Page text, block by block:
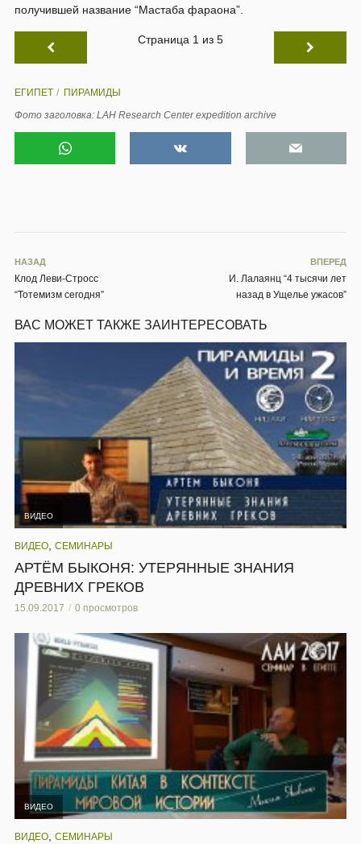
получившей название “Мастаба фараона”.
Страница 1 из 5
ЕГИПЕТ
ПИРАМИДЫ
Фото заголовка: LAH Research Center expedition archive
НАЗАД
Клод Леви-Стросс
“Тотемизм сегодня”
ВПЕРЕД
И. Лалаянц “4 тысячи лет
назад в Ущелье ужасов”
ВАС МОЖЕТ ТАКЖЕ ЗАИНТЕРЕСОВАТЬ
ВИДЕО
ВИДЕО СЕМИНАРЫ
АРТЁМ БЫКОНЯ: УТЕРЯННЫЕ ЗНАНИЯ
ДРЕВНИХ ГРЕКОВ
15.09.2017 0 просмотров
ВИДЕО
ВИДЕО СЕМИНАРЫ